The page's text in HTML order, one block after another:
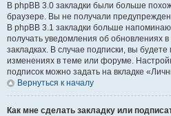
В phpBB 3.0 закладки были больше
браузере. Вы не получали
В phpBB 3.1 закладки больше
получать уведомления об обновлениях
закладках. В случае подписки, вы
изменениях в теме или форуме.
подписок можно задать на вкладке
Вернуться к началу
Как мне сделать закладку или